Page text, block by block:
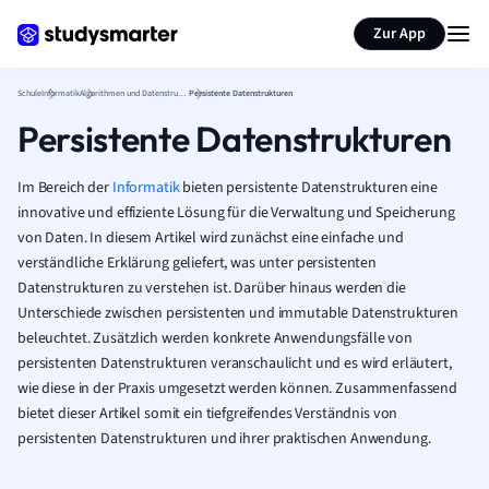
Zur App
SchuleInformatik Algorithmen und Datenstrukturen Persistente Datenstrukturen
Persistente Datenstrukturen
Im Bereich der Informatikbieten persistente Datenstrukturen eine
innovative und effiziente Lösung für die Verwaltung und Speicherung
von Daten. In diesem Artikel wird zunächst eine einfache und
verständliche Erklärung geliefert, was unter persistenten
Datenstrukturen zu verstehen ist. Darüber hinaus werden die
Unterschiede zwischen persistenten und immutable Datenstrukturen
beleuchtet. Zusätzlich werden konkrete Anwendungsfälle von
persistenten Datenstrukturen veranschaulicht und es wird erläutert,
wie diese in der Praxis umgesetzt werden können. Zusammenfassend
bietet dieser Artikel somit ein tiefgreifendes Verständnis von
persistenten Datenstrukturen und ihrer praktischen Anwendung.
Seite zusammenfassen